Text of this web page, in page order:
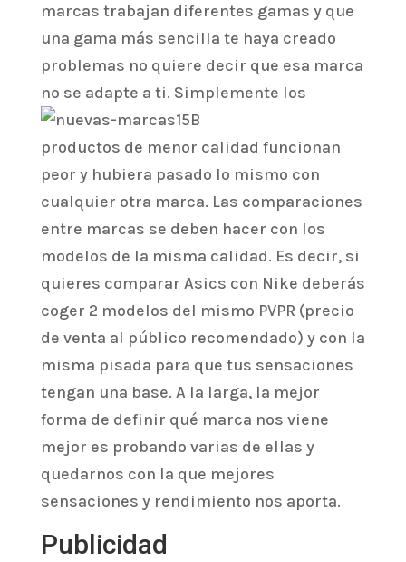
marcas trabajan diferentes gamas y que
una gama más sencilla te haya creado
problemas no quiere decir que esa marca
no se adapte a ti. Simplemente los
productos de menor calidad funcionan
peor y hubiera pasado lo mismo con
cualquier otra marca. Las comparaciones
entre marcas se deben hacer con los
modelos de la misma calidad. Es decir, si
quieres comparar Asics con Nike deberás
coger 2 modelos del mismo PVPR (precio
de venta al público recomendado) y con la
misma pisada para que tus sensaciones
tengan una base. A la larga, la mejor
forma de definir qué marca nos viene
mejor es probando varias de ellas y
quedarnos con la que mejores
sensaciones y rendimiento nos aporta.
Publicidad